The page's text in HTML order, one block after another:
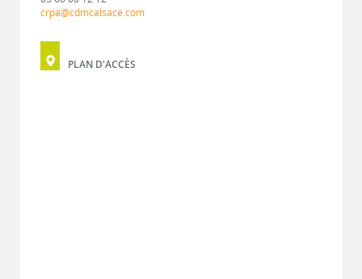
crpa@cdmcalsace.com
PLAN D'ACCÈS